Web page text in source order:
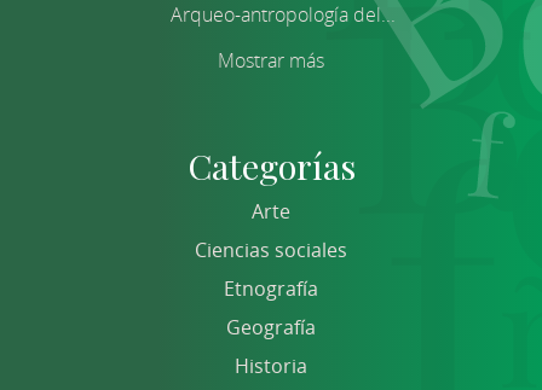
Arqueo-antropología del...
Mostrar más
Categorías
Arte
Ciencias sociales
Etnografía
Geografía
Historia